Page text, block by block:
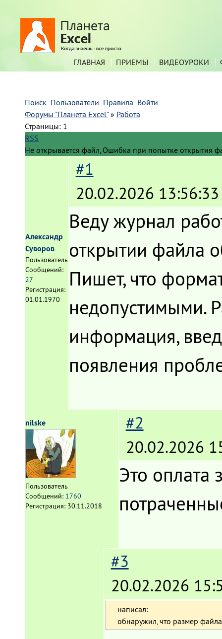
ГЛАВНАЯ ПРИЕМЫ ВИДЕОУРОКИ
Поиск Пользователи Правила Войти
Форумы "Планета Excel" » Работа
Страницы: 1
RSS
Не открывается файл, Ошибка при попытке открытия
Александр
Суворов
Пользователь
Сообщений:
27
Регистрация:
01.01.1970
#1
20.02.2026 13:56:33
Веду журнал
открытии файла
Пишет, что
недопустимыми.
информация,
появления
nilske
Пользователь
Сообщений: 1760
Регистрация: 30.11.2018
#2
20.02.2026
Это оплата
#3
20.02.2026
написал:
обнаружил, что размер